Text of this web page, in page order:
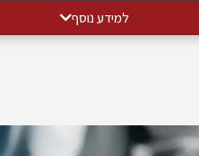
למידע נוסף